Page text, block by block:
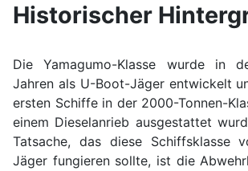
Historischer
Die Yamagumo-Klasse wurde in
Jahren als U-Boot-Jäger entwickelt
ersten Schiffe in der 2000-Tonnen-
einem Dieselanrieb ausgestattet
Tatsache, das diese Schiffsklasse
Jäger fungieren sollte, ist die